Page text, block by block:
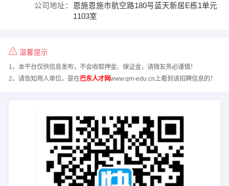
公司地址：
恩施恩施市航空路180号蓝天新居E栋1单元
1103室
温馨提示
1、本平台仅供信息发布，不会收取押金、保证金，请微友务必谨慎！
2、请告知用人单位，是在巴东人才网www.qm-edu.cn上看到该招聘信息的！